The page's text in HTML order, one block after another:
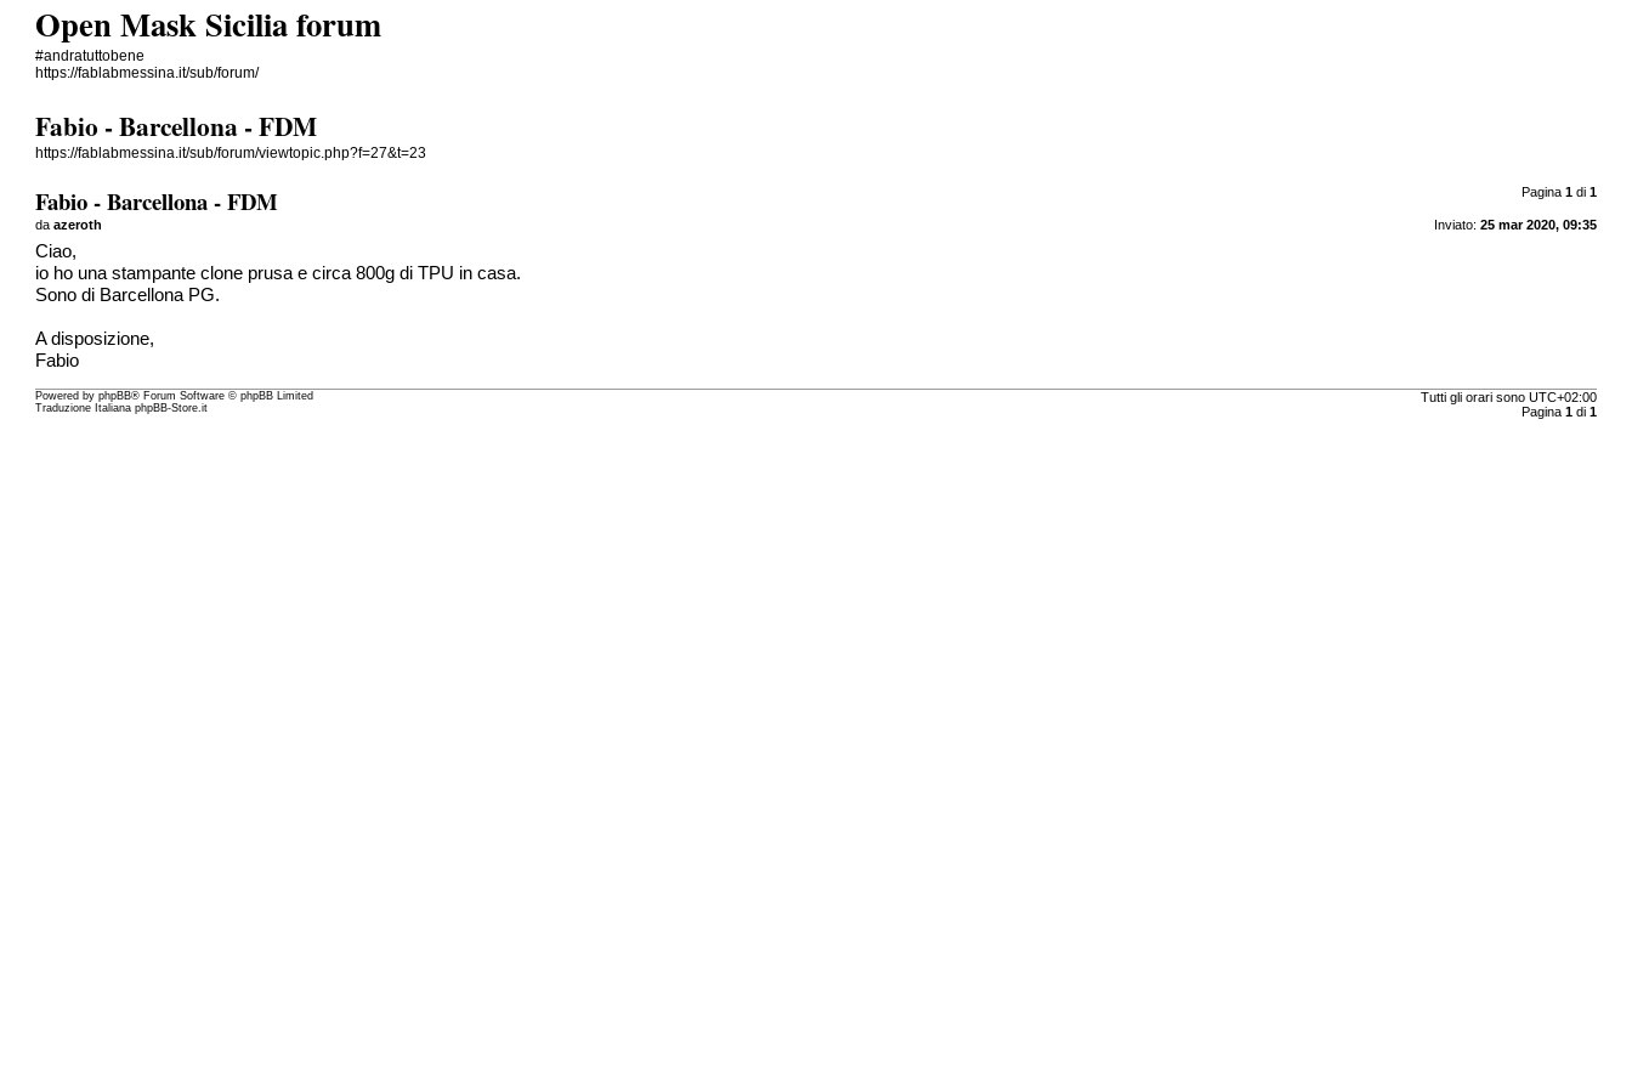
Open Mask Sicilia forum
#andratuttobene
https://fablabmessina.it/sub/forum/
Fabio - Barcellona - FDM
https://fablabmessina.it/sub/forum/viewtopic.php?f=27&t=23
Pagina 1di 1
Fabio - Barcellona - FDM
Inviato: 25 mar 2020, 09:35
daazeroth
Ciao,
io ho una stampante clone prusa e circa 800g di TPU in casa.
Sono di Barcellona PG.
A disposizione,
Fabio
Tutti gli orari sono UTC+02:00
Pagina 1di 1
Powered byphpBB® Forum Software © phpBB Limited
Traduzione ItalianaphpBB-Store.it